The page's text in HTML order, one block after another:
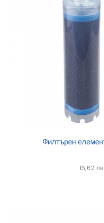
Филтърен
16,62 лв